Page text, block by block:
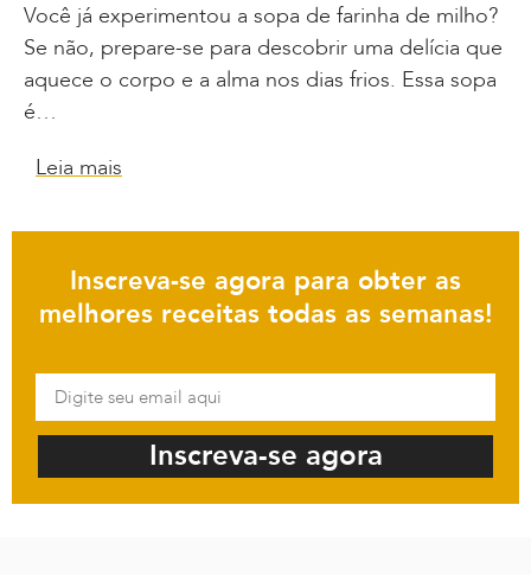
Você já experimentou a sopa de farinha de milho?
Se não, prepare-se para descobrir uma delícia que
aquece o corpo e a alma nos dias frios. Essa sopa
é…
Leia mais
Inscreva-se agora para obter as
melhores receitas todas as semanas!
Inscreva-se agora